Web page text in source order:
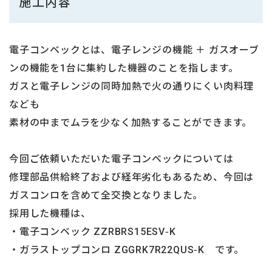
電子コンベックとは、電子レンジの機能 ＋ ガスオーブ
ンの機能を1台に集約した機器のことを指します。
ガスと電子レンジの同時加熱で火の通りにくい肉料理
なども
素材の中までムラを少なく加熱することができます。
今回ご依頼いただいた電子コンベックについては
修理部品供給終了および経年劣化もあるため、今回は
ガスコンロを含めて全交換となりました。
採用した機種は、
・電子コンベック ZZRBRS15ESV‑K
・ガラストップコンロ ZGGRK7R22QUS‑K です。